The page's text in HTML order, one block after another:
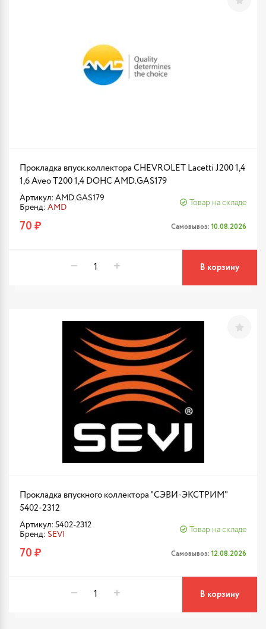
Прокладка впуск.коллектора CHEVROLET Lacetti J200 1,4
1,6 Aveo T200 1,4 DOHC AMD.GAS179
Артикул: AMD.GAS179
Бренд: AMD
Товар на складе
70 ₽ Самовывоз: 10.08.2026
В корзину
Прокладка впускного коллектора "СЭВИ-ЭКСТРИМ"
5402-2312
Артикул: 5402-2312
Бренд: SEVI
Товар на складе
70 ₽ Самовывоз: 12.08.2026
В корзину